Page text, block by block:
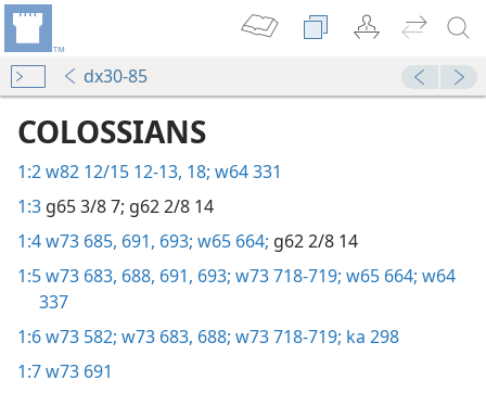
dx30-85
COLOSSIANS
1:2w82 12/15 12-13, 18; w64 331
1:3 g65 3/8 7; g62 2/8 14
1:4w73 685, 691, 693; w65 664; g62 2/8 14
1:5w73 683, 688, 691, 693; w73 718-719; w65 664; w64
337
1:6w73 582; w73 683, 688; w73 718-719; ka 298
1:7w73 691